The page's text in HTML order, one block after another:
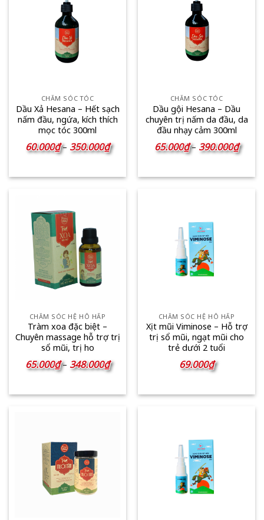
CHĂM SÓC TÓC
Dầu Xả Hesana – Hết sạch
nấm đầu, ngứa, kích thích
mọc tóc 300ml
60.000₫ – 350.000₫Khoảng
giá:
đến
CHĂM SÓC TÓC
Dầu gội Hesana – Dầu
chuyên trị nấm da đầu, da
đầu nhạy cảm 300ml
65.000₫ – 390.000₫
giá:
đến
CHĂM SÓC HỆ HÔ HẤP
Tràm xoa đặc biệt –
Chuyên massage hỗ trợ trị
sổ mũi, trị ho
65.000₫ – 348.000₫Khoảng
giá:
đến
CHĂM SÓC HỆ HÔ HẤP
Xịt mũi Viminose – Hỗ trợ
trị sổ mũi, ngạt mũi cho
trẻ dưới 2 tuổi
69.000₫